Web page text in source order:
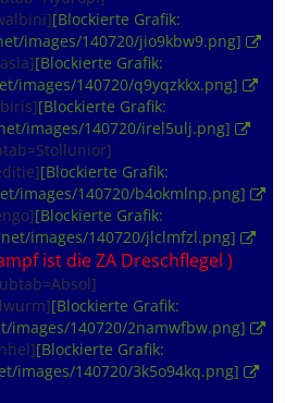
[Blockierte Grafik:
images/140720/jio9kbw9.png]
[Blockierte Grafik:
images/140720/q9yqzkkx.png]
[Blockierte Grafik:
images/140720/irel5ulj.png]
[Blockierte Grafik:
images/140720/b4okmlnp.png]
[Blockierte Grafik:
images/140720/jlclmfzl.png]
ist die ZA Dreschflegel )
[Blockierte Grafik:
images/140720/2namwfbw.png]
[Blockierte Grafik:
images/140720/3k5o94kq.png]